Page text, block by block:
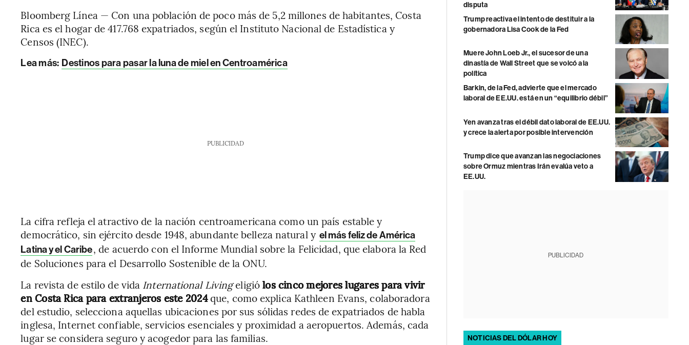
Bloomberg Línea — Con una población de poco más de 5,2 millones de habitantes, Costa
Rica es el hogar de 417.768 expatriados, según el Instituto Nacional de Estadística y
Censos (INEC).
Lea más: Destinos para pasar la luna de miel en Centroamérica
PUBLICIDAD
La cifra refleja el atractivo de la nación centroamericana como un país estable y
democrático, sin ejército desde 1948, abundante belleza natural y el más feliz de América
Latina y el Caribe, de acuerdo con el Informe Mundial sobre la Felicidad, que elabora la Red
de Soluciones para el Desarrollo Sostenible de la ONU.
La revista de estilo de vida International Livingeligiólos cinco mejores lugares para vivir
en Costa Rica para extranjeros este 2024que, como explica Kathleen Evans, colaboradora
del estudio, selecciona aquellas ubicaciones por sus sólidas redes de expatriados de habla
inglesa, Internet confiable, servicios esenciales y proximidad a aeropuertos. Además, cada
lugar se considera seguro y acogedor para las familias.
disputa
Trump reactiva el intento de destituir a la
gobernadora Lisa Cook de la Fed
Muere John Loeb Jr., el sucesor de una
dinastía de Wall Street que se volcó a la
política
Barkin, de la Fed, advierte que el mercado
laboral de EE.UU. está en un “equilibrio débil”
Yen avanza tras el débil dato laboral de EE.UU.
y crece la alerta por posible intervención
Trump dice que avanzan las negociaciones
sobre Ormuz mientras Irán evalúa veto a
EE.UU.
PUBLICIDAD
NOTICIAS DEL DÓLAR HOY